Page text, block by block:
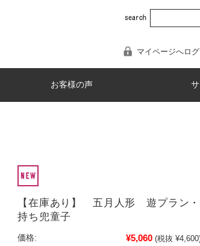
マイページへロ
お客様の声
【在庫あり】 五月人形 遊プラン
持ち兜童子
価格: ¥5,060 (税抜